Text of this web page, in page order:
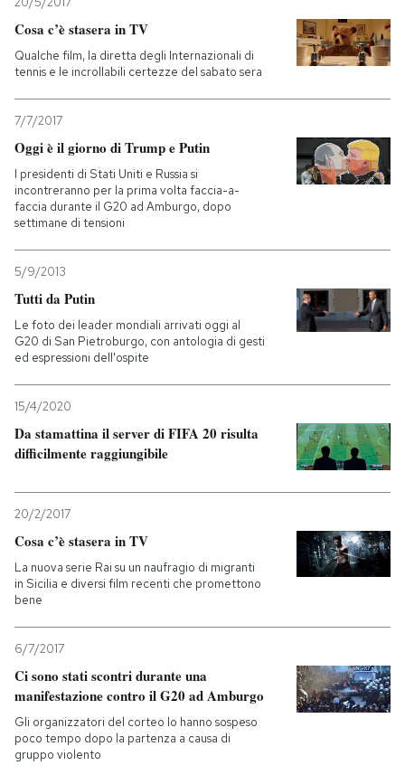
Cosa c’è stasera in TV
Qualche film, la diretta degli Internazionali di
tennis e le incrollabili certezze del sabato sera
7/7/2017
Oggi è il giorno di Trump e Putin
I presidenti di Stati Uniti e Russia si
incontreranno per la prima volta faccia-a-
faccia durante il G20 ad Amburgo, dopo
settimane di tensioni
5/9/2013
Tutti da Putin
Le foto dei leader mondiali arrivati oggi al
G20 di San Pietroburgo, con antologia di gesti
ed espressioni dell'ospite
15/4/2020
Da stamattina il server di FIFA 20 risulta
difficilmente raggiungibile
20/2/2017
Cosa c’è stasera in TV
La nuova serie Rai su un naufragio di migranti
in Sicilia e diversi film recenti che promettono
bene
6/7/2017
Ci sono stati scontri durante una
manifestazione contro il G20 ad Amburgo
Gli organizzatori del corteo lo hanno sospeso
poco tempo dopo la partenza a causa di
gruppo violento